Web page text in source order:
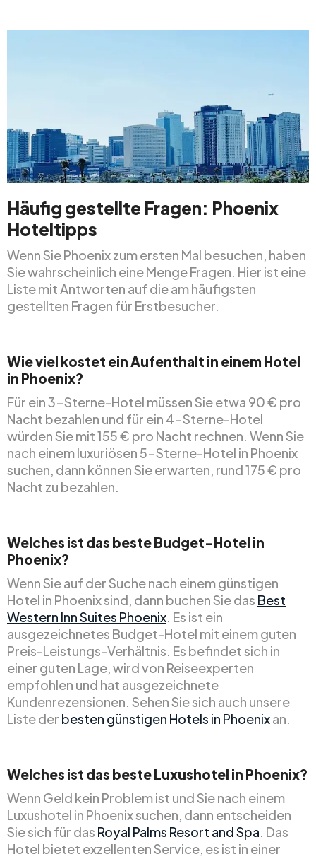
Häufig gestellte Fragen: Phoenix
Hoteltipps
Wenn Sie Phoenix zum ersten Mal besuchen, haben
Sie wahrscheinlich eine Menge Fragen. Hier ist eine
Liste mit Antworten auf die am häufigsten
gestellten Fragen für Erstbesucher.
Wie viel kostet ein Aufenthalt in einem Hotel
in Phoenix?
Für ein 3-Sterne-Hotel müssen Sie etwa 90 € pro
Nacht bezahlen und für ein 4-Sterne-Hotel
würden Sie mit 155 € pro Nacht rechnen. Wenn Sie
nach einem luxuriösen 5-Sterne-Hotel in Phoenix
suchen, dann können Sie erwarten, rund 175 € pro
Nacht zu bezahlen.
Welches ist das beste Budget-Hotel in
Phoenix?
Wenn Sie auf der Suche nach einem günstigen
Hotel in Phoenix sind, dann buchen Sie das Best
Western Inn Suites Phoenix. Es ist ein
ausgezeichnetes Budget-Hotel mit einem guten
Preis-Leistungs-Verhältnis. Es befindet sich in
einer guten Lage, wird von Reiseexperten
empfohlen und hat ausgezeichnete
Kundenrezensionen. Sehen Sie sich auch unsere
Liste der besten günstigen Hotels in Phoenixan.
Welches ist das beste Luxushotel in Phoenix?
Wenn Geld kein Problem ist und Sie nach einem
Luxushotel in Phoenix suchen, dann entscheiden
Sie sich für das Royal Palms Resort and Spa. Das
Hotel bietet exzellenten Service, es ist in einer